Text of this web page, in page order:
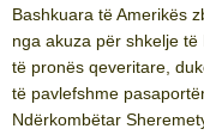
Bashkuara të Amerikës
nga akuza për shkelje
të pronës qeveritare,
të pavlefshme
Ndërkombëtar